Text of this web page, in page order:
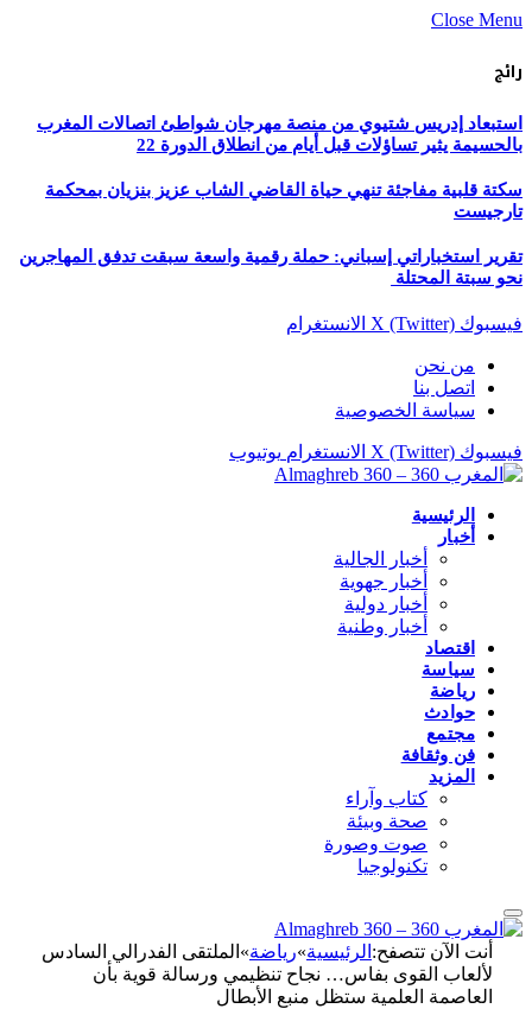
Close Menu
رائج
استبعاد إدريس شتيوي من منصة مهرجان شواطئ اتصالات المغرب
بالحسيمة يثير تساؤلات قبل أيام من انطلاق الدورة 22
سكتة قلبية مفاجئة تنهي حياة القاضي الشاب عزيز بنزيان بمحكمة
تارجيست
تقرير استخباراتي إسباني: حملة رقمية واسعة سبقت تدفق المهاجرين
نحو سبتة المحتلة
فيسبوك X (Twitter) الانستغرام
من نحن
اتصل بنا
سياسة الخصوصية
فيسبوك X (Twitter) الانستغرام يوتيوب
الرئيسية
أخبار
أخبار الجالية
أخبار جهوية
أخبار دولية
أخبار وطنية
اقتصاد
سياسة
رياضة
حوادث
مجتمع
فن وثقافة
المزيد
كتاب وآراء
صحة وبيئة
صوت وصورة
تكنولوجيا
أنت الآن تتصفح: الرئيسية»رياضة» الملتقى الفدرالي السادس
لألعاب القوى بفاس… نجاح تنظيمي ورسالة قوية بأن
العاصمة العلمية ستظل منبع الأبطال